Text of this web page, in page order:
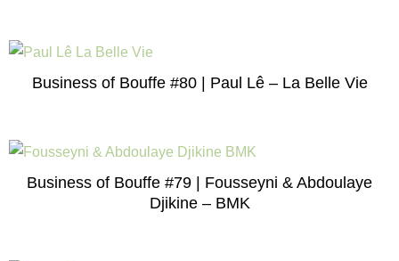
Business of Bouffe #80 | Paul Lê – La Belle Vie
Business of Bouffe #79 | Fousseyni & Abdoulaye
Djikine – BMK